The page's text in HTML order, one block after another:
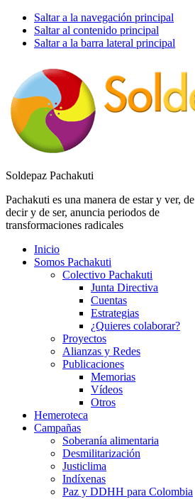
Saltar a la navegación principal
Saltar al contenido principal
Saltar a la barra lateral principal
Soldepaz Pachakuti
Pachakuti es una manera de estar y ver, de
decir y de ser, anuncia periodos de
transformaciones radicales
Inicio
Somos Pachakuti
Colectivo Pachakuti
Junta Directiva
Cuentas
Estrategias
¿Quieres colaborar?
Proyectos
Alianzas y Redes
Publicaciones
Memorias
Vídeos
Otros
Hemeroteca
Campañas
Soberanía alimentaria
Desmilitarización
Justiclima
Indíxenas
Paz y DDHH para Colombia